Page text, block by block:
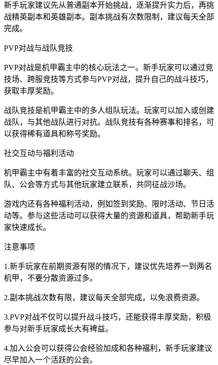
新手玩家建议先从普通副本开始挑战，逐渐提升实力后，再挑
战精英副本和英雄副本。副本挑战有次数限制，建议每天全部
完成。
PVP对战与战队竞技
PVP对战是机甲霸主中的核心玩法之一。新手玩家可以通过竞
技场、跨服竞技等方式参与PVP对战，提升自己的战斗技巧，
获取丰厚奖励。
战队竞技是机甲霸主中的多人组队玩法。玩家可以加入或创建
战队，与其他战队进行对抗。战队竞技有各种赛事和排名，可
以获得稀有道具和称号奖励。
社交互动与福利活动
机甲霸主中有着丰富的社交互动系统。玩家可以通过聊天、组
队、公会等方式与其他玩家建立联系，共同征战沙场。
游戏内还有各种福利活动，例如签到奖励、限时活动、节日活
动等。参与这些活动可以获得大量的资源和道具，帮助新手玩
家快速成长。
注意事项
1.新手玩家在前期资源有限的情况下，建议优先培养一到两名
机甲，不要分散资源过多。
2.副本挑战次数有限，建议每天全部完成，以免浪费资源。
3.PVP对战不仅可以提升战斗技巧，还能获得丰厚奖励，积极
参与对新手玩家成长大有裨益。
4.加入公会可以获得公会经验加成和各种福利，新手玩家建议
尽早加入一个活跃的公会。